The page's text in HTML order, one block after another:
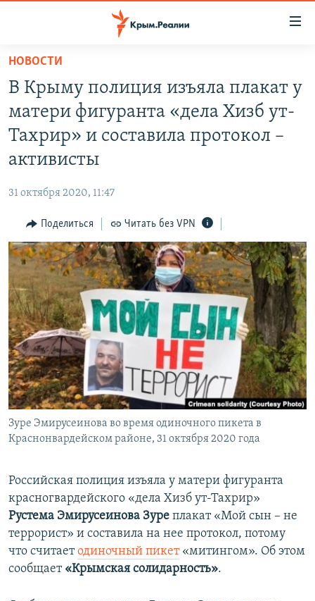
Вернуться
основному
содержанию
Вернутся
главной
Вернутся
поиску
СПЕЦПРОЕКТЫ
ВОДА
ИНТЕРАКТИВ
ИНФОГРАФИКА
ТЕЛЕПРОЕКТ КРЫМ.РЕАЛИИ
СОВЕТЫ ПРАВОЗАЩИТНИКОВ
ПРОПАВШИЕ БЕЗ ВЕСТИ
ПОБЕДИТЕЛЕЙ НЕ СУДЯТ?
КРЫМ.НЕПОКОРЕННЫЙ
ELIFBE
УКРАИНСКАЯ ПРОБЛЕМА КРЫМА
РАДІО СВОБОДА
КАК ОБОЙТИ БЛОКИРОВКУ
Українською
Qırımtatar
ПРИСОЕДИНЯЙТЕСЬ!
Все сайты RFE/RL
НОВОСТИ
В Крыму полиция изъяла плакат у
матери фигуранта «дела Хизб ут-
Тахрир» и составила протокол –
активисты
31 октября 2020, 11:47
Поделиться Читать без VPN
Зуре Эмирусеинова во время одиночного пикета в
Краснонвардейском районе, 31 октября 2020 года
Российская полиция изъяла у матери фигуранта
красногвардейского «дела Хизб ут-Тахрир»
Рустема Эмирусеинова Зуре плакат «Мой сын – не
террорист» и составила на нее протокол, потому
что считаетодиночный пикет«митингом». Об этом
сообщает «Крымская солидарность».